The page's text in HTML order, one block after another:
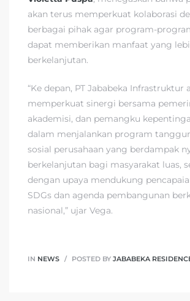
akan terus memperkuat kolaborasi
berbagai pihak agar program-
dapat memberikan manfaat yang
berkelanjutan.
“Ke depan, PT Jababeka Infrastruktur
memperkuat sinergi bersama
akademisi, dan pemangku
dalam menjalankan program
sosial perusahaan yang berdampak
berkelanjutan bagi masyarakat luas,
dengan upaya mendukung
SDGs dan agenda pembangunan
nasional,” ujar Vega.
IN NEWS POSTED BY JABABEKA